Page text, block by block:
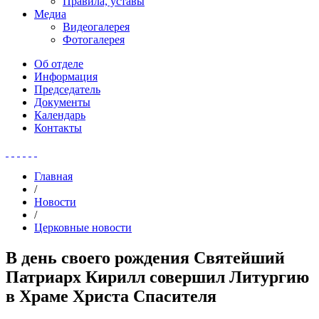
Медиа
Видеогалерея
Фотогалерея
Об отделе
Информация
Председатель
Документы
Календарь
Контакты
Главная
/
Новости
/
Церковные новости
В день своего рождения Святейший
Патриарх Кирилл совершил Литургию
в Храме Христа Спасителя